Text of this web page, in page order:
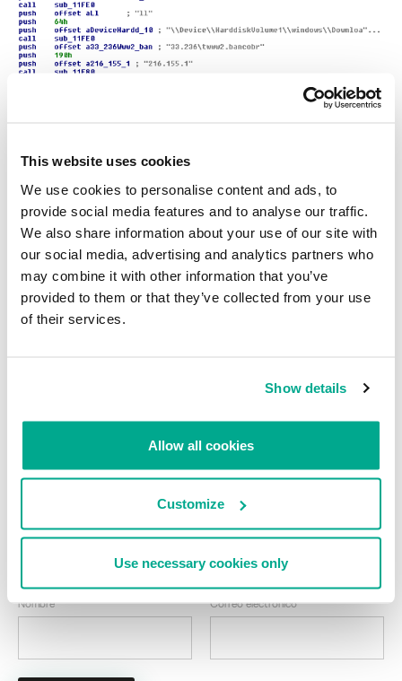
This website uses cookies
We use cookies to personalise content and ads, to
provide social media features and to analyse our traffic.
We also share information about your use of our site with
our social media, advertising and analytics partners who
may combine it with other information that you’ve
provided to them or that they’ve collected from your use
of their services.
Show details
Allow all cookies
Customize
Use necessary cookies only
Rootkit.Win64.Banker.a,Rootkit.Win32.Banker.dy
maliciosa comoTrojan-Dropper.Java.Agent.e.
BRASIL DROPPER ATAQUE DE DRIVE-BY
TROYANO BANCARIO
Rootkit bancario: ahora también para
Su dirección de correo electrónico no será publicada.
campos obligatorios están marcados con*
Nombre* Correo electrónico*